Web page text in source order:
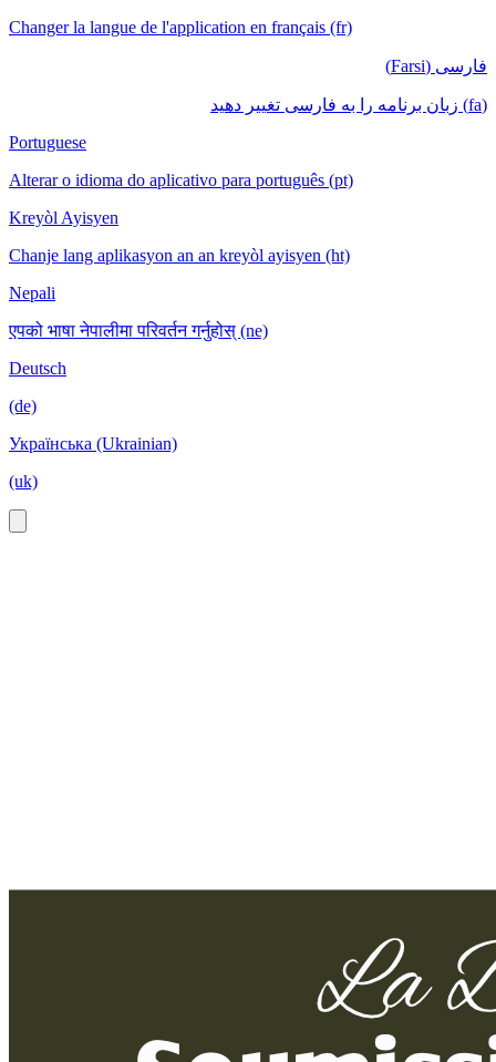
Changer la langue de l'application en français (fr)
فارسی (Farsi)
(fa) زبان برنامه را به فارسی تغییر دهید
Portuguese
Alterar o idioma do aplicativo para português (pt)
Kreyòl Ayisyen
Chanje lang aplikasyon an an kreyòl ayisyen (ht)
Nepali
एपको भाषा नेपालीमा परिवर्तन गर्नुहोस् (ne)
Deutsch
(de)
Українська (Ukrainian)
(uk)